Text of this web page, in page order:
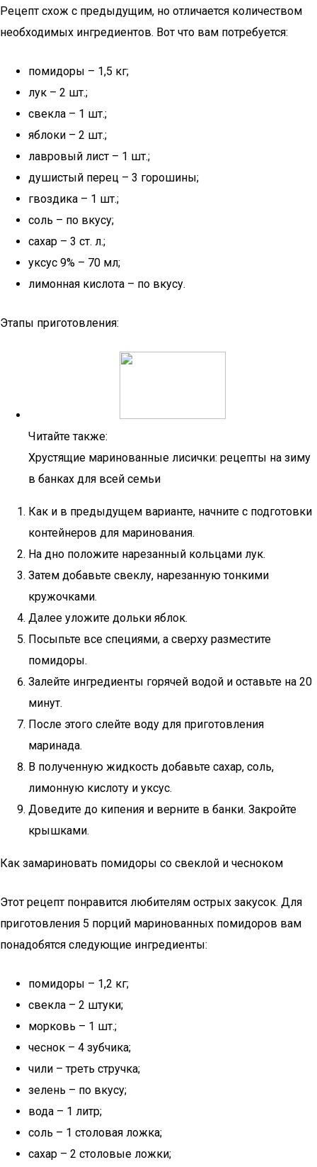
Рецепт схож с предыдущим, но отличается количеством
необходимых ингредиентов. Вот что вам потребуется:
помидоры – 1,5 кг;
лук – 2 шт.;
свекла – 1 шт.;
яблоки – 2 шт.;
лавровый лист – 1 шт.;
душистый перец – 3 горошины;
гвоздика – 1 шт.;
соль – по вкусу;
сахар – 3 ст. л.;
уксус 9% – 70 мл;
лимонная кислота – по вкусу.
Этапы приготовления:
Читайте также:
Хрустящие маринованные лисички: рецепты на зиму
в банках для всей семьи
Как и в предыдущем варианте, начните с подготовки
контейнеров для маринования.
На дно положите нарезанный кольцами лук.
Затем добавьте свеклу, нарезанную тонкими
кружочками.
Далее уложите дольки яблок.
Посыпьте все специями, а сверху разместите
помидоры.
Залейте ингредиенты горячей водой и оставьте на 20
минут.
После этого слейте воду для приготовления
маринада.
В полученную жидкость добавьте сахар, соль,
лимонную кислоту и уксус.
Доведите до кипения и верните в банки. Закройте
крышками.
Как замариновать помидоры со свеклой и чесноком
Этот рецепт понравится любителям острых закусок. Для
приготовления 5 порций маринованных помидоров вам
понадобятся следующие ингредиенты:
помидоры – 1,2 кг;
свекла – 2 штуки;
морковь – 1 шт.;
чеснок – 4 зубчика;
чили – треть стручка;
зелень – по вкусу;
вода – 1 литр;
соль – 1 столовая ложка;
сахар – 2 столовые ложки;